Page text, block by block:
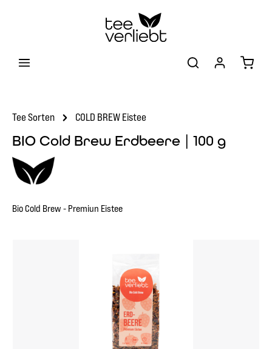
Tee Sorten COLD BREW Eistee
BIO Cold Brew Erdbeere | 100 g
Bio Cold Brew - Premiun Eistee